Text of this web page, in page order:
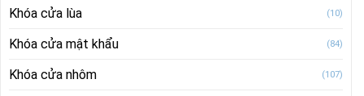
Khóa cửa lùa (10)
Khóa cửa mật khẩu (84)
Khóa cửa nhôm (107)